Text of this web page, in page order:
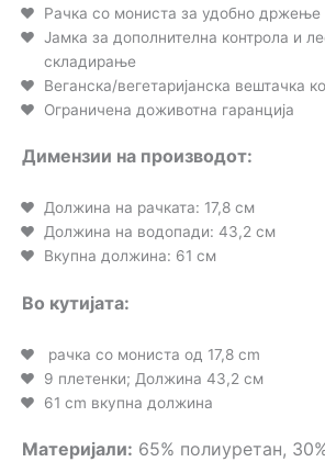
Рачка со мониста за удобно држење
Јамка за дополнителна контрола и
складирање
Веганска/вегетаријанска вештачка
Ограничена доживотна гаранција
Димензии на производот:
Должина на рачката: 17,8 см
Должина на водопади: 43,2 см
Вкупна должина: 61 см
Во кутијата:
рачка со мониста од 17,8 cm
9 плетенки; Должина 43,2 см
61 cm вкупна должина
Материјали: 65% полиуретан,